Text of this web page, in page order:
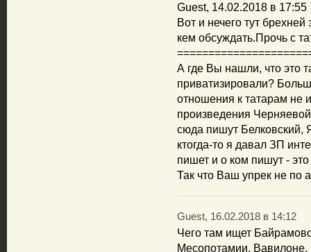
Guest, 14.02.2018 в 17:55
Вот и нечего тут брехней
кем обсуждать.Прочь с
А где Вы нашли, что это
приватизировали?
отношения к татарам не
произведения
сюда пишут Белковский,
ктогда-то я давал ЗП
пишет и о ком пишут -
Так что Ваш упрек не по
Guest, 16.02.2018 в 14:12
Чего там ищет
Месопотамии, Вавилоне.